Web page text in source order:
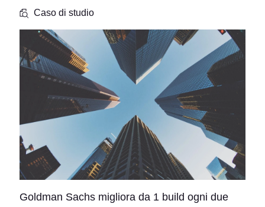
Caso di studio
Goldman Sachs migliora da 1 build ogni due